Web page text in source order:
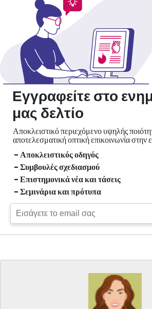
Εγγραφείτε στο
μας δελτίο
Αποκλειστικό περιεχόμενο υψηλής
αποτελεσματική οπτικήεπικοινωνία στην
- Αποκλειστικός οδηγός
- Συμβουλές σχεδιασμού
- Επιστημονικά νέα και τάσεις
- Σεμινάρια και πρότυπα